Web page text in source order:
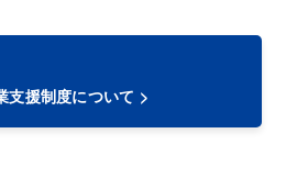
支援制度について >